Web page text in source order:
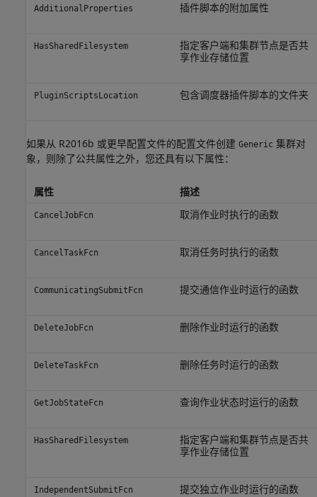
AdditionalProperties 插件脚本的附加属性
HasSharedFilesystem
指定客户端和集群节点是否共
享作业存储位置
PluginScriptsLocation 包含调度器插件脚本的文件夹
如果从 R2016b 或更早配置文件的配置文件创建 Generic 集群对
象，则除了公共属性之外，您还具有以下属性：
属性 描述
CancelJobFcn 取消作业时执行的函数
CancelTaskFcn 取消任务时执行的函数
CommunicatingSubmitFcn 提交通信作业时运行的函数
DeleteJobFcn 删除作业时运行的函数
DeleteTaskFcn 删除任务时运行的函数
GetJobStateFcn 查询作业状态时运行的函数
HasSharedFilesystem
指定客户端和集群节点是否共
享作业存储位置
IndependentSubmitFcn 提交独立作业时运行的函数